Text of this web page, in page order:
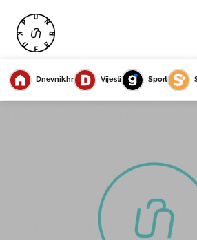
Dnevnik.hr Vijesti Sport